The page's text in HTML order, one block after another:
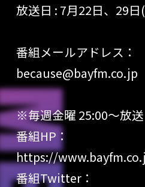
放送日 : 7月22日、29日
番組メールアドレス：
because@bayfm.co.jp
※毎週金曜 25:00〜放送
番組HP：
https://
番組Twitter：